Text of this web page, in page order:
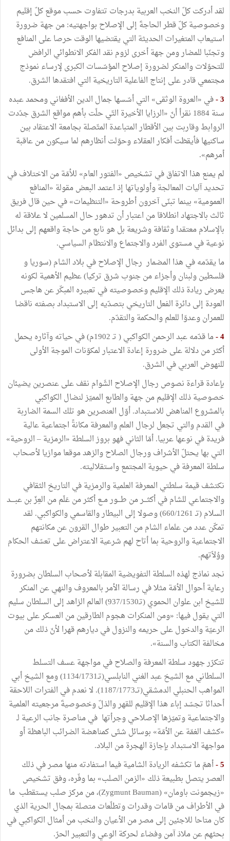
لقد أدركت كلّ النخب العربية بدرجات تتفاوت حسب موقع كلّ إقليم
وخصوصية كلّ قطر الحاجةَ إلى الإصلاح بواجهتيه: من جهة ضرورة
استيعاب المتغيرات الحديثة التي يقتضيها الوقت حرصا على المنافع
وتجنّبا للمضار ومن جهة أخرى لزوم نقد الفكر الانطوائي الرافض
للتحوّلات والمنكر لضرورة إصلاح المؤسّسات الكبرى لإرساء نموذج
مجتمعي قادر على إنتاج الفاعلية التاريخية التي افتقدها الشرق.
3 - في «العروة الوثقى» التي أسّسها جمال الدين الأفغاني ومحمد عبده
سنة 1884 نقرأ أنّ «الرزايا الأخيرة التّي حلّت بأهم مواقع الشرق جدّدت
الروابط وقاربت بين الأقطار المتباعدة المتّصلة بجامعة الاعتقاد بين
ساكنيها فأيقظت أفكار العقلاء وحوّلت أنظارهم لما سيكون من عاقبة
أمرهم».
لم يمنع هذا الاتفاق في تشخيص «الفتور العام» للأمّة من الاختلاف في
تحديد آليات المعالجة وأولوياتها إذ اعتمد البعض مقولة «المنافع
العمومية» بينما تبنّى آخرون أطروحة «التنظيمات» في حين قال فريق
ثالث بالاجتهاد انطلاقا من اعتبار أن تدهور حال المسلمين لا علاقة له
بالإسلام معتقدا وثقافة وشريعة بل هو نابع من حاجة واقعهم إلى بدائل
نوعية في مستوى الفرد والاجتماع والانتظام السياسي.
ما يقدّمه في هذا المضمار رجال الإصلاح في بلاد الشام (سوريا و
فلسطين ولبنان وأجزاء من جنوب شرق تركيا) عظيم الأهمية لكونه
يعرض ريادة ذلك الإقليم وخصوصيته في تعبيره المبكّر عن هاجس
العودة إلى دائرة الفعل التاريخي بتصدّيه إلى الاستبداد بصفته ناقضا
للعمران وعدوّا للعلم والحكمة والتقدّم.
4 -
ما قدّمه عبد الرحمن الكواكبي ( تـ 1902م) في حياته وآثاره يحمل
أكثر من دلالة على ضرورة إعادة الاعتبار لمكوّنات الموجة الأولى
للنهوض العربي في الشرق.
بإعادة قراءة نصوص رجال الإصلاح الشَوام نقف على عنصرين يضيئان
خصوصية ذلك الإقليم من جهة والطابع المميّز لنضال الكواكبي
بالمشروع المناهض للاستبداد. أوّل العنصرين هو تلك السمة الضاربة
في القدم والتي تجعل لرجال العلم والمعرفة مكانةً اجتماعية عالية
فريدة في نوعها عربيا. أمّا الثاني فهو بروز السلطة «الرمزية – الروحية»
التي بها يحتلّ الأشراف ورجال الصلاح والزهد موقعا موازيا لأصحاب
سلطة المعرفة في حيوية المجتمع واستقلاليته.
نكتشف قيمة سلطتي المعرفة العلمية والرمزية في التاريخ الثقافي
والاجتماعي للشام في أكثـــر من طـــور مــع أكثر من عَلَم من العِزّ بن عبــــد
السلام (تـ 660/1261) وصولا إلى البيطار والقاسمي والكواكبي. لقد
تمكّن عدد من علماء الشام من التعبير طوال القرون عن مكانتهم
الاجتماعية والروحية بما أتاح لهم شرعية الاعتراض على تعسّف الحكام
ووُلاّتهم.
نجد نماذج لهذه السلطة التفويضية المقابلة لأصحاب السلطان بضرورة
رعاية أحوال الأمّة مثلا في رسالة الأمر بالمعروف والنهي عن المنكر
للشيخ ابن علوان الحموي (تـ937/1530) العالم الزاهد إلى السلطان سليم
التي يقول فيها: «ومن المنكرات هجوم الطارقين من العسكر على بيوت
الرعيّة والدخول على حريمه والنزول في ديارهم قهرا لأنّ ذلك من
مخالفة الكتاب والسنة».
تتكرّر جهود سلطة المعرفة والصلاح في مواجهة عسف التسلط
السلطاني مع الشيخ عبد الغني النابلسي(تـ1134/1731) ومع الشيخ أبي
المواهب الحنبلي الدمشقي(تــ1187/1773). لا نعدم في الفترات اللاحقة
أحداثا تجسّد إباء هذا الإقليم للقهر والذلّ وخصوصيةَ مرجعيته العلمية
والاجتماعية وتميّزها الإصلاحي وجرأتها في مناصرة جانب الرعية لـ
«كشف الغمّة عن الأمّة» بوسائل شتّى كمناهضة الضرائب الباهظة أو
مواجهة الاستبداد بإجازة الهجرة من البلاد.
5 - أهمّ ما تكشفه الريادة الشامية فيما استفادته منها مصر في ذلك
العصر يتصل بطبيعة ذلك «الزمن الصلب» بما وفّره، وفق تشخيص
«زيجمونت باومان» (Zygmunt Bauman)، من مركز صلب يستقطب ما
في الأطراف من قامات وقدرات وتطلّعات متصلة بمجال الحرية الذي
كان متاحا للاجئين إلى مصر من الأعيان والنخب من أمثال الكواكبي في
بحثهم عن ملاذ آمن وفضاء لحركة الوعي والتعبير الحرّ.